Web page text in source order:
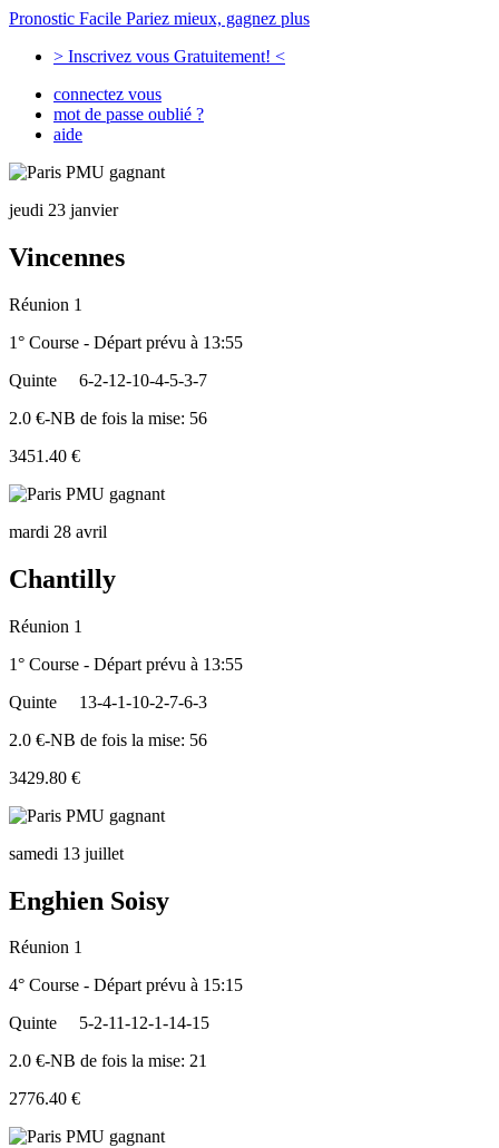
Pronostic Facile Pariez mieux, gagnez plus
> Inscrivez vous Gratuitement! <
connectez vous
mot de passe oublié ?
aide
jeudi 23 janvier
Vincennes
Réunion 1
1° Course - Départ prévu à 13:55
Quinte
6-2-12-10-4-5-3-7
2.0 €-NB de fois la mise: 56
3451.40 €
mardi 28 avril
Chantilly
Réunion 1
1° Course - Départ prévu à 13:55
Quinte
13-4-1-10-2-7-6-3
2.0 €-NB de fois la mise: 56
3429.80 €
samedi 13 juillet
Enghien Soisy
Réunion 1
4° Course - Départ prévu à 15:15
Quinte
5-2-11-12-1-14-15
2.0 €-NB de fois la mise: 21
2776.40 €